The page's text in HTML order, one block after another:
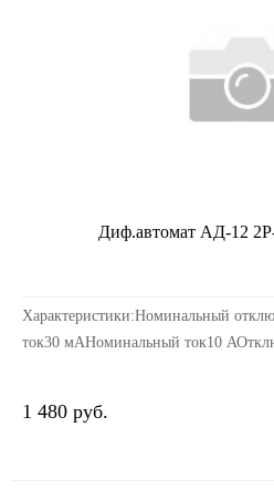
Диф.автомат АД-12
Характеристики:Номинальный
ток30 мАНоминальный ток10
1 480 руб.